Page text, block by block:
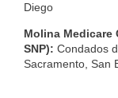
Diego
Molina Medicare
SNP): Condados
Sacramento, San